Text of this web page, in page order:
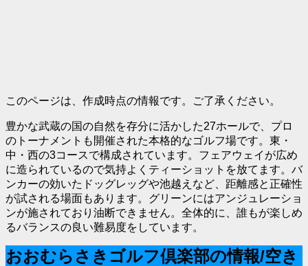
このページは、作成時点の情報です。ご了承ください。
豊かな武蔵の国の自然を存分に活かした27ホールで、プロ
のトーナメントも開催された本格的なゴルフ場です。東・
中・西の3コースで構成されています。フェアウェイが広め
に造られているので気持よくティーショットを放てます。バ
ンカーの効いたドッグレッグや池越えなど、距離感と正確性
が試される場面もあります。グリーンにはアンジュレーショ
ンが施されており油断できません。全体的に、誰もが楽しめ
るバランスの良い難易度をしています。
おおむらさきゴルフ倶楽部の情報/空き